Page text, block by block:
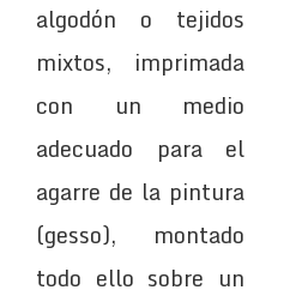
algodón o tejidos
mixtos, imprimada
con un medio
adecuado para el
agarre de la pintura
(gesso), montado
todo ello sobre un